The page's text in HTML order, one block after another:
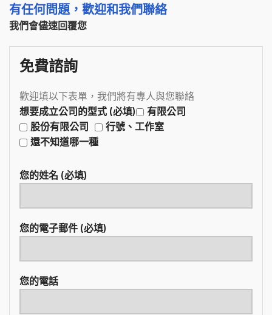
有任何問題，歡迎和我們聯絡
我們會儘速回覆您
免費諮詢
歡迎填以下表單，我們將有專人與您聯絡
想要成立公司的型式 (必填)
有限公司
股份有限公司
行號、工作室
還不知道哪一種
您的姓名 (必填)
您的電子郵件 (必填)
您的電話